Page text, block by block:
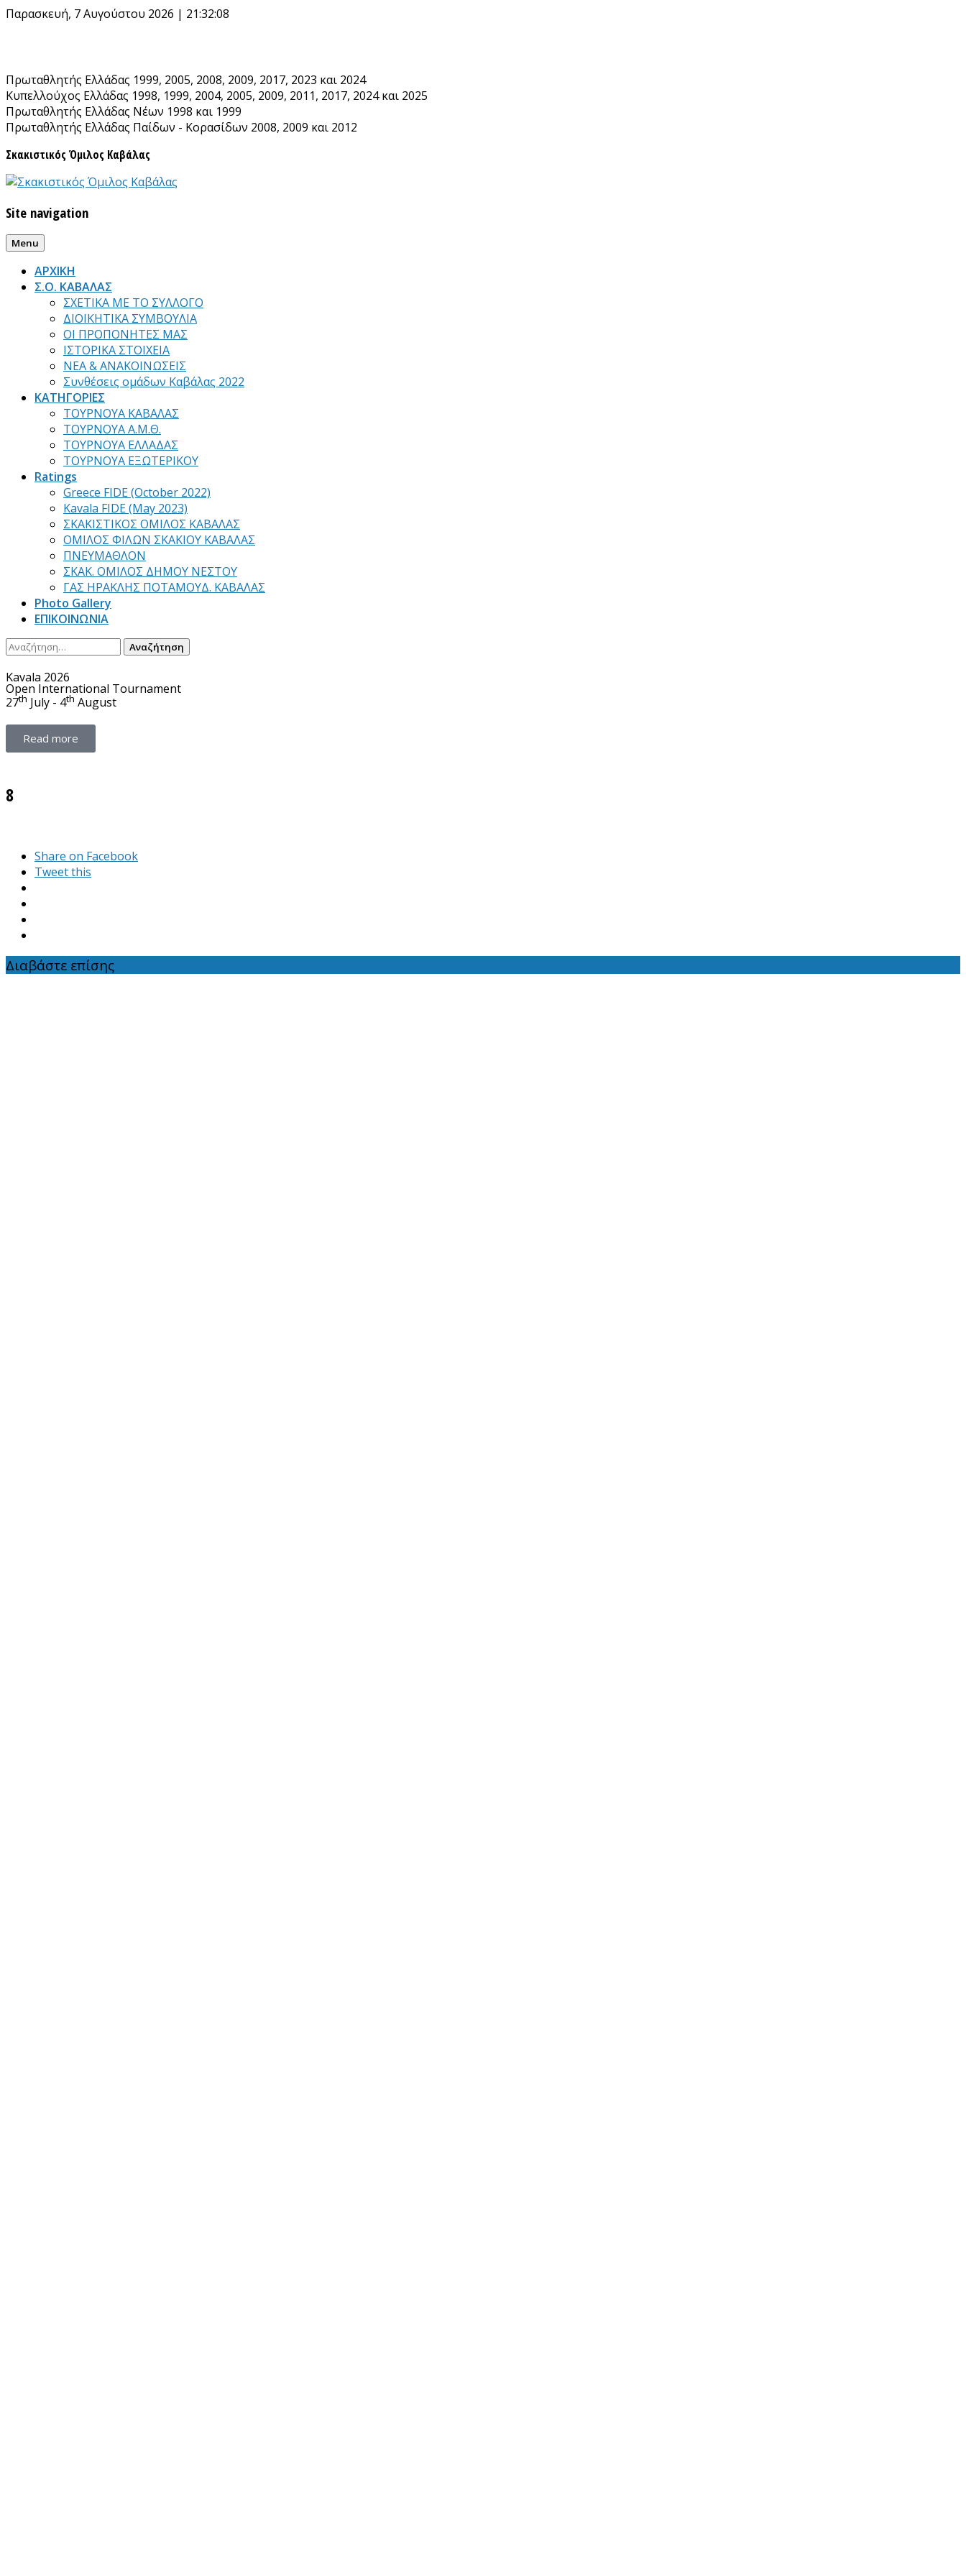
Παρασκευή, 7 Αυγούστου 2026 | 21:32:09
Πρωταθλητής Ελλάδας 1999, 2005, 2008, 2009, 2017, 2023 και 2024
Κυπελλούχος Ελλάδας 1998, 1999, 2004, 2005, 2009, 2011, 2017, 2024 και 2025
Πρωταθλητής Ελλάδας Νέων 1998 και 1999
Πρωταθλητής Ελλάδας Παίδων - Κορασίδων 2008, 2009 και 2012
Σκακιστικός Όμιλος Καβάλας
Site navigation
Menu
ΑΡΧΙΚΗ
Σ.Ο. ΚΑΒΑΛΑΣ
ΣΧΕΤΙΚΑ ΜΕ ΤΟ ΣΥΛΛΟΓΟ
ΔΙΟΙΚΗΤΙΚΑ ΣΥΜΒΟΥΛΙΑ
ΟΙ ΠΡΟΠΟΝΗΤΕΣ ΜΑΣ
ΙΣΤΟΡΙΚΑ ΣΤΟΙΧΕΙΑ
ΝΕΑ & ΑΝΑΚΟΙΝΩΣΕΙΣ
Συνθέσεις ομάδων Καβάλας 2022
ΚΑΤΗΓΟΡΙΕΣ
ΤΟΥΡΝΟΥΑ ΚΑΒΑΛΑΣ
ΤΟΥΡΝΟΥΑ Α.Μ.Θ.
ΤΟΥΡΝΟΥΑ ΕΛΛΑΔΑΣ
ΤΟΥΡΝΟΥΑ ΕΞΩΤΕΡΙΚΟΥ
Ratings
Greece FIDE (October 2022)
Kavala FIDE (May 2023)
ΣΚΑΚΙΣΤΙΚΟΣ ΟΜΙΛΟΣ ΚΑΒΑΛΑΣ
ΟΜΙΛΟΣ ΦΙΛΩΝ ΣΚΑΚΙΟΥ ΚΑΒΑΛΑΣ
ΠΝΕΥΜΑΘΛΟΝ
ΣΚΑΚ. ΟΜΙΛΟΣ ΔΗΜΟΥ ΝΕΣΤΟΥ
ΓΑΣ ΗΡΑΚΛΗΣ ΠΟΤΑΜΟΥΔ. ΚΑΒΑΛΑΣ
Photo Gallery
ΕΠΙΚΟΙΝΩΝΙΑ
Kavala 2026
Open International Tournament
27th July - 4th August
Read more
8
Share on Facebook
Tweet this
Διαβάστε επίσης